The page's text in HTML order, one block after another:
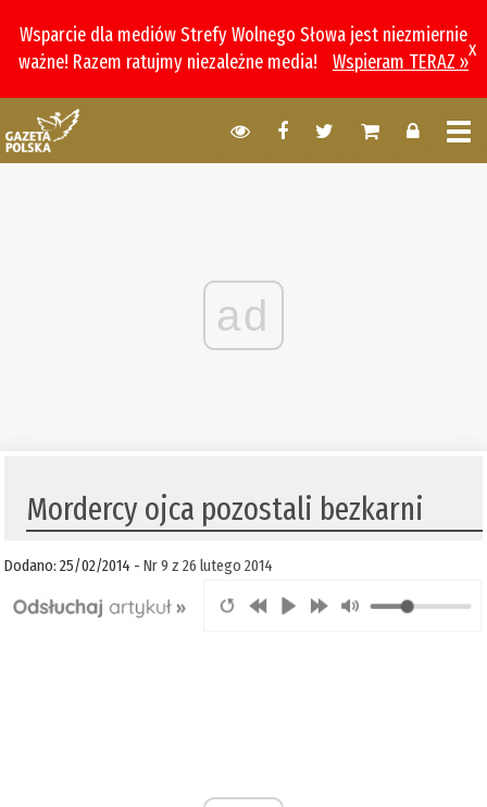
Wsparcie dla mediów Strefy Wolnego Słowa jest niezmiernie
ważne! Razem ratujmy niezależne media!
Wspieram TERAZ »
x
ad
Mordercy ojca pozostali bezkarni
Dodano: 25/02/2014 -Nr 9 z 26 lutego 2014